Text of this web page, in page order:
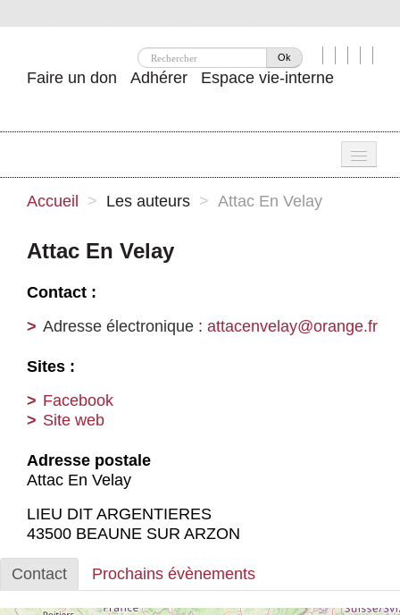
Ok
Faire un don Adhérer Espace vie-interne
Nos idées
Se mobiliser
Publications
Agenda
Actus et médias
Accueil > Les auteurs > Attac En Velay
Attac En Velay
Contact :
Adresse électronique : attacenvelay@orange.fr
Sites :
Facebook
Site web
Adresse postale
Attac En Velay
LIEU DIT ARGENTIERES
43500 BEAUNE SUR ARZON
Contact Prochains évènements